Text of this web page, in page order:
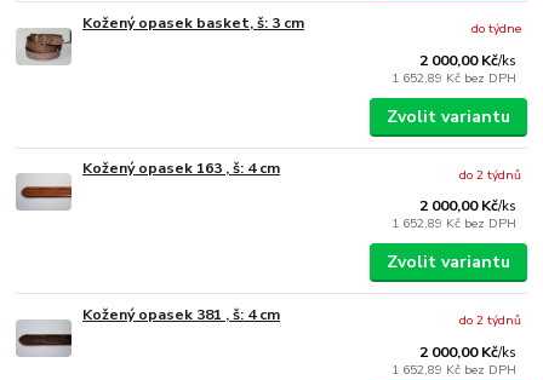
Kožený opasek basket, š: 3 cm
2 000,00 Kč/ks
1 652,89 Kč bez DPH
do týdne
Zvolit variantu
Kožený opasek 163 , š: 4 cm
2 000,00 Kč/ks
1 652,89 Kč bez DPH
do 2 týdnů
Zvolit variantu
Kožený opasek 381 , š: 4 cm
2 000,00 Kč/ks
1 652,89 Kč bez DPH
do 2 týdnů